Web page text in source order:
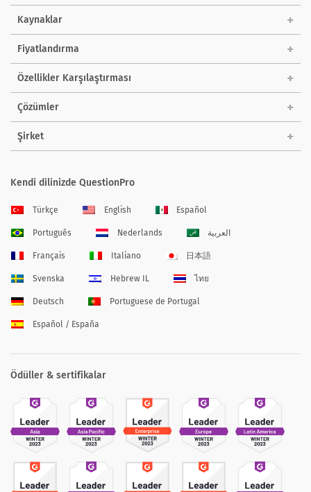
Kaynaklar
Fiyatlandırma
Özellikler Karşılaştırması
Çözümler
Şirket
Kendi dilinizde QuestionPro
Türkçe English Español
Português Nederlands العربية
Français Italiano 日本語
Svenska Hebrew IL ไทย
Deutsch Portuguese de Portugal
Español / España
Ödüller & sertifikalar